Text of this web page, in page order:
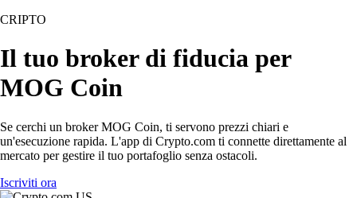
CRIPTO
Il tuo broker di fiducia per
MOG Coin
Se cerchi un broker MOG Coin, ti servono prezzi chiari e
un'esecuzione rapida. L'app di Crypto.com ti connette direttamente al
mercato per gestire il tuo portafoglio senza ostacoli.
Iscriviti ora